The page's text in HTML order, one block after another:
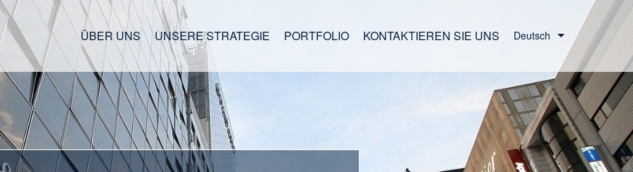
ÜBER UNS UNSERE STRATEGIE PORTFOLIO KONTAKTIEREN SIE UNS Deutsch